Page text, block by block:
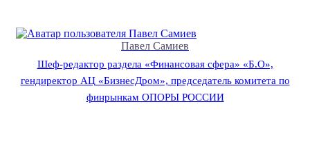
Павел Самиев
Шеф-редактор раздела «Финансовая сфера» «Б.О»,
гендиректор АЦ «БизнесДром», председатель комитета по
финрынкам ОПОРЫ РОССИИ